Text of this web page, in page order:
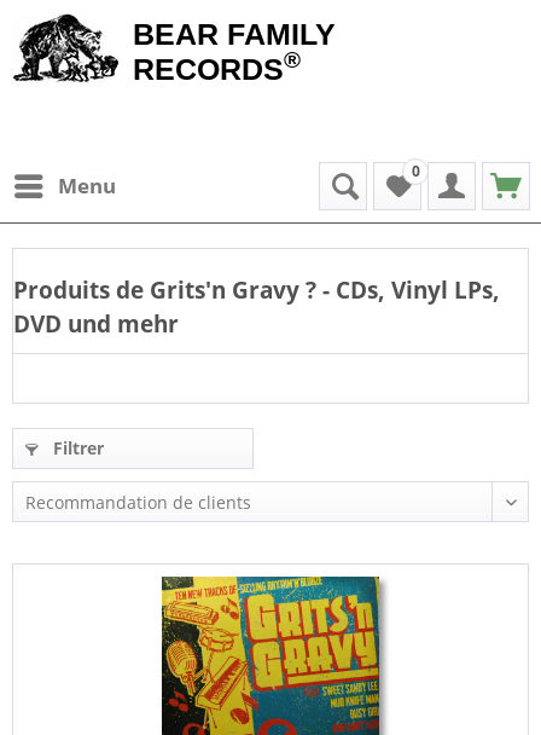
BEAR FAMILY
RECORDS®
Menu
0
Produits de Grits'n Gravy? - CDs, Vinyl LPs,
DVD und mehr
Filtrer